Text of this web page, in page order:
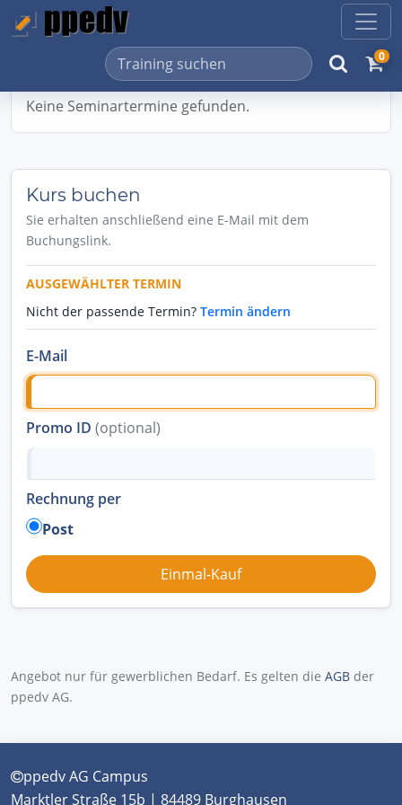
0
Keine Seminartermine gefunden.
Kurs buchen
Sie erhalten anschließend eine E-Mail mit dem
Buchungslink.
AUSGEWÄHLTER TERMIN
Nicht der passende Termin? Termin ändern
E-Mail
Promo ID (optional)
Rechnung per
Post
Angebot nur für gewerblichen Bedarf. Es gelten die AGB der
ppedv AG.
ppedv AG Campus
Marktler Straße 15b | 84489 Burghausen